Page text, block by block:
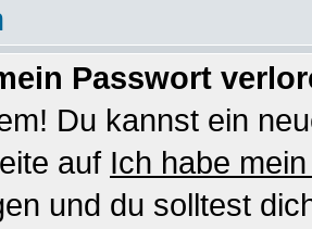
Passwort
Du kannst ein
auf Ich habe
und du solltest